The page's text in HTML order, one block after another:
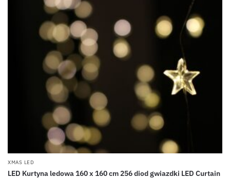
XMAS LED
LED Kurtyna ledowa 160 x 160 cm 256 diod gwiazdki LED Curtain